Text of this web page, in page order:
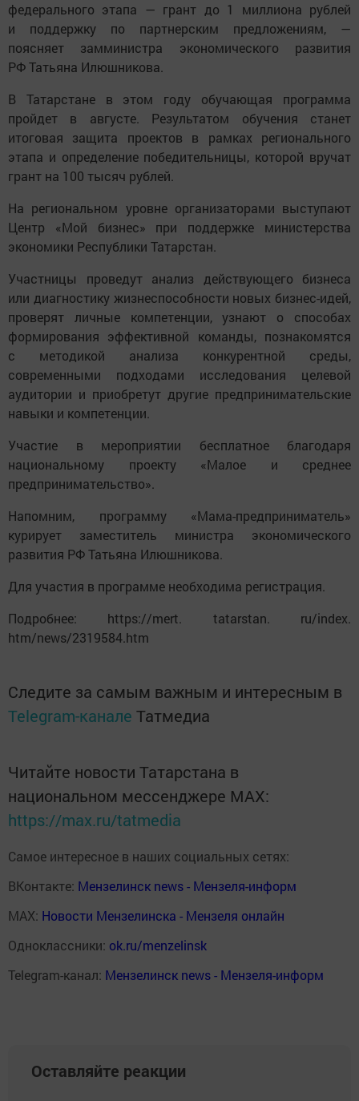
федерального этапа — грант до 1 миллиона рублей
и поддержку по партнерским предложениям, —
поясняет замминистра экономического развития
РФ Татьяна Илюшникова.
В Татарстане в этом году обучающая программа
пройдет в августе. Результатом обучения станет
итоговая защита проектов в рамках регионального
этапа и определение победительницы, которой вручат
грант на 100 тысяч рублей.
На региональном уровне организаторами выступают
Центр «Мой бизнес» при поддержке министерства
экономики Республики Татарстан.
Участницы проведут анализ действующего бизнеса
или диагностику жизнеспособности новых бизнес-идей,
проверят личные компетенции, узнают о способах
формирования эффективной команды, познакомятся
с методикой анализа конкурентной среды,
современными подходами исследования целевой
аудитории и приобретут другие предпринимательские
навыки и компетенции.
Участие в мероприятии бесплатное благодаря
национальному проекту «Малое и среднее
предпринимательство».
Напомним, программу «Мама-предприниматель»
курирует заместитель министра экономического
развития РФ Татьяна Илюшникова.
Для участия в программе необходима регистрация.
Подробнее: https://mert. tatarstan. ru/index.
htm/news/2319584.htm
Следите за самым важным и интересным в
Telegram-канале Татмедиа
Читайте новости Татарстана в
национальном мессенджере MАХ:
https://max.ru/tatmedia
Самое интересное в наших социальных сетях:
ВКонтакте: Мензелинск news - Мензеля-информ
MAX: Новости Мензелинска - Мензеля онлайн
Одноклассники: ok.ru/menzelinsk
Telegram-канал: Мензелинск news - Мензеля-информ
Оставляйте реакции